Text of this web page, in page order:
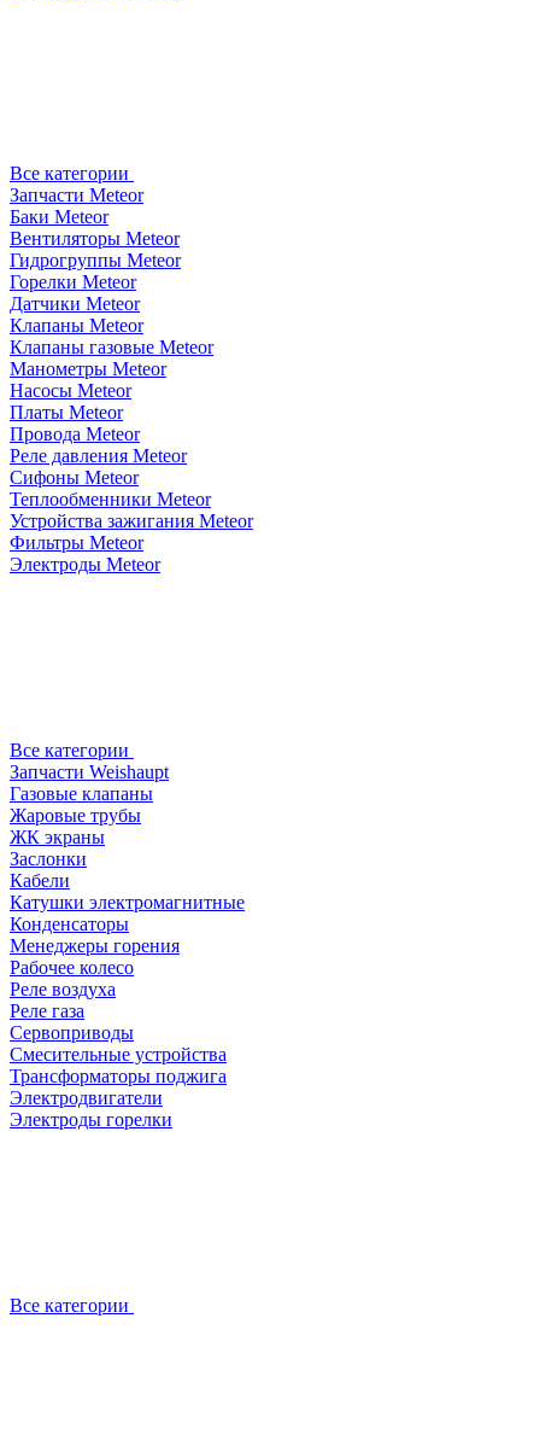
Все категории
Запчасти Meteor
Баки Meteor
Вентиляторы Meteor
Гидрогруппы Meteor
Горелки Meteor
Датчики Meteor
Клапаны Meteor
Клапаны газовые Meteor
Манометры Meteor
Насосы Meteor
Платы Meteor
Провода Meteor
Реле давления Meteor
Сифоны Meteor
Теплообменники Meteor
Устройства зажигания Meteor
Фильтры Meteor
Электроды Meteor
Все категории
Запчасти Weishaupt
Газовые клапаны
Жаровые трубы
ЖК экраны
Заслонки
Кабели
Катушки электромагнитные
Конденсаторы
Менеджеры горения
Рабочее колесо
Реле воздухa
Реле газа
Сервоприводы
Смесительные устройства
Трансформаторы поджига
Электродвигатели
Электроды горелки
Все категории